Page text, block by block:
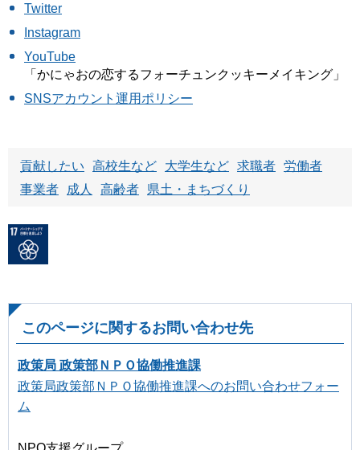
Twitter
Instagram
YouTube
「かにゃおの恋するフォーチュンクッキーメイキング」
SNSアカウント運用ポリシー
貢献したい 高校生など 大学生など 求職者 労働者
事業者
成人 高齢者 県土・まちづくり
このページに関するお問い合わせ先
政策局 政策部ＮＰＯ協働推進課
政策局政策部ＮＰＯ協働推進課へのお問い合わせフォー
ム